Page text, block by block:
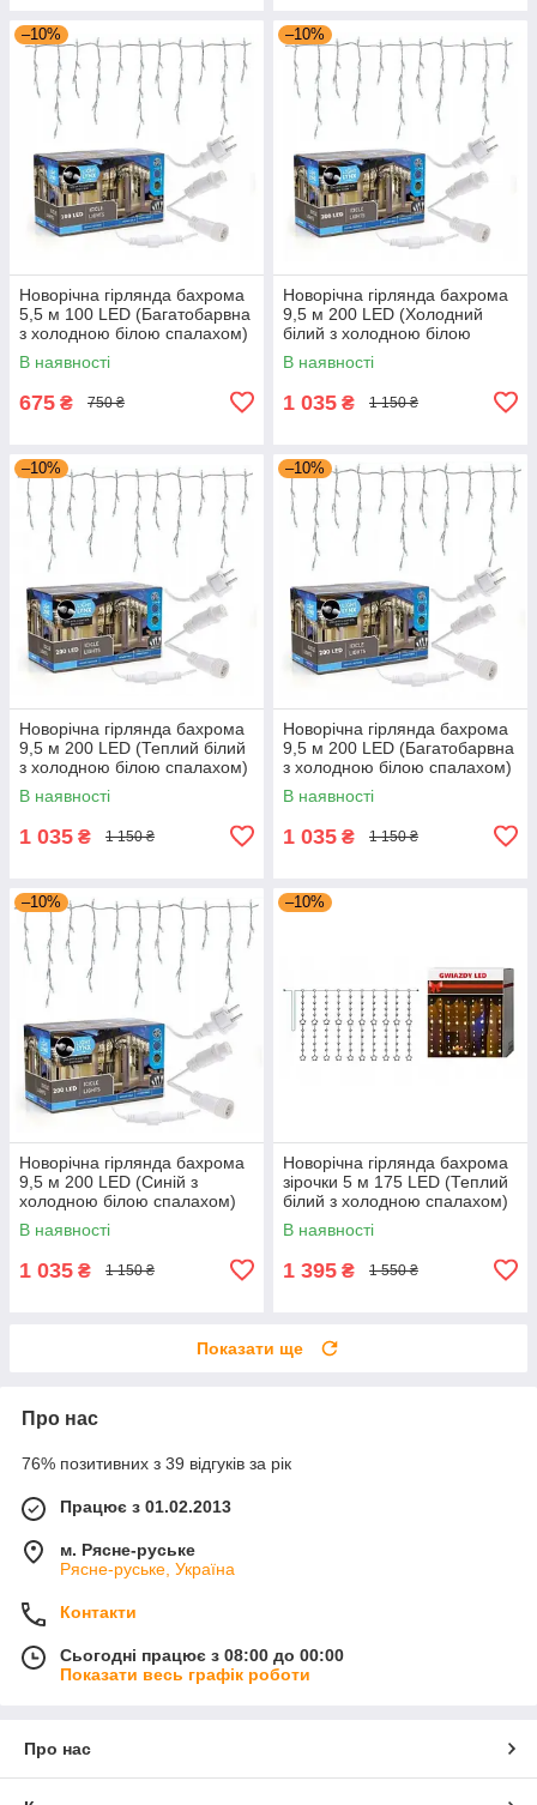
–10%
Новорічна гірлянда бахрома
5,5 м 100 LED (Багатобарвна
з холодною білою спалахом)
В наявності
675 ₴ 750 ₴
–10%
Новорічна гірлянда бахрома
9,5 м 200 LED (Холодний
білий з холодною білою
спалахом)
В наявності
1 035 ₴ 1 150 ₴
–10%
Новорічна гірлянда бахрома
9,5 м 200 LED (Теплий білий
з холодною білою спалахом)
В наявності
1 035 ₴ 1 150 ₴
–10%
Новорічна гірлянда бахрома
9,5 м 200 LED (Багатобарвна
з холодною білою спалахом)
В наявності
1 035 ₴ 1 150 ₴
–10%
Новорічна гірлянда бахрома
9,5 м 200 LED (Синій з
холодною білою спалахом)
В наявності
1 035 ₴ 1 150 ₴
–10%
Новорічна гірлянда бахрома
зірочки 5 м 175 LED (Теплий
білий з холодною спалахом)
В наявності
1 395 ₴ 1 550 ₴
Показати ще
Про нас
76% позитивних з 39 відгуків за рік
Працює з 01.02.2013
м. Рясне-руське
Рясне-руське, Україна
Контакти
Сьогодні працює з 08:00 до 00:00
Показати весь графік роботи
Про нас